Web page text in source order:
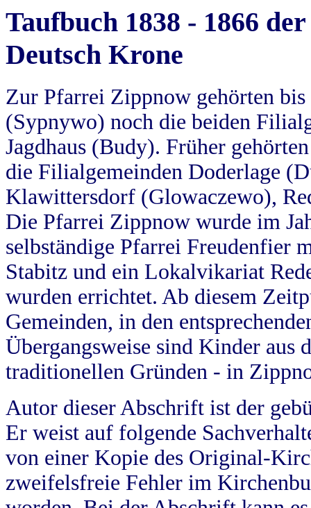
Taufbuch 1838 - 1866
Deutsch Krone
Zur Pfarrei Zippnow gehörten
(Sypnywo) noch die beiden
Jagdhaus (Budy). Früher
die Filialgemeinden Doderlage
Klawittersdorf (Glowaczewo),
Die Pfarrei Zippnow wurde im
selbständige Pfarrei Freudenfier
Stabitz und ein Lokalvikariat
wurden errichtet. Ab diesem
Gemeinden, in den
Übergangsweise sind Kinder aus
traditionellen Gründen - in
Autor dieser Abschrift ist der
Er weist auf folgende
von einer Kopie des Original-
zweifelsfreie Fehler im